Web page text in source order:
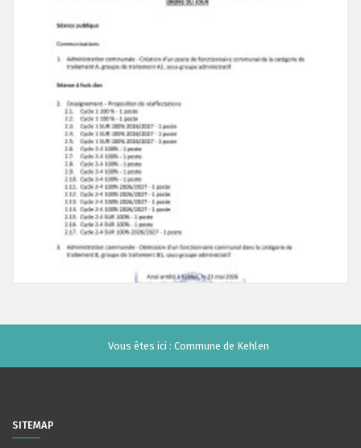
Vous êtes ici : Commune de Kehlen
SITEMAP